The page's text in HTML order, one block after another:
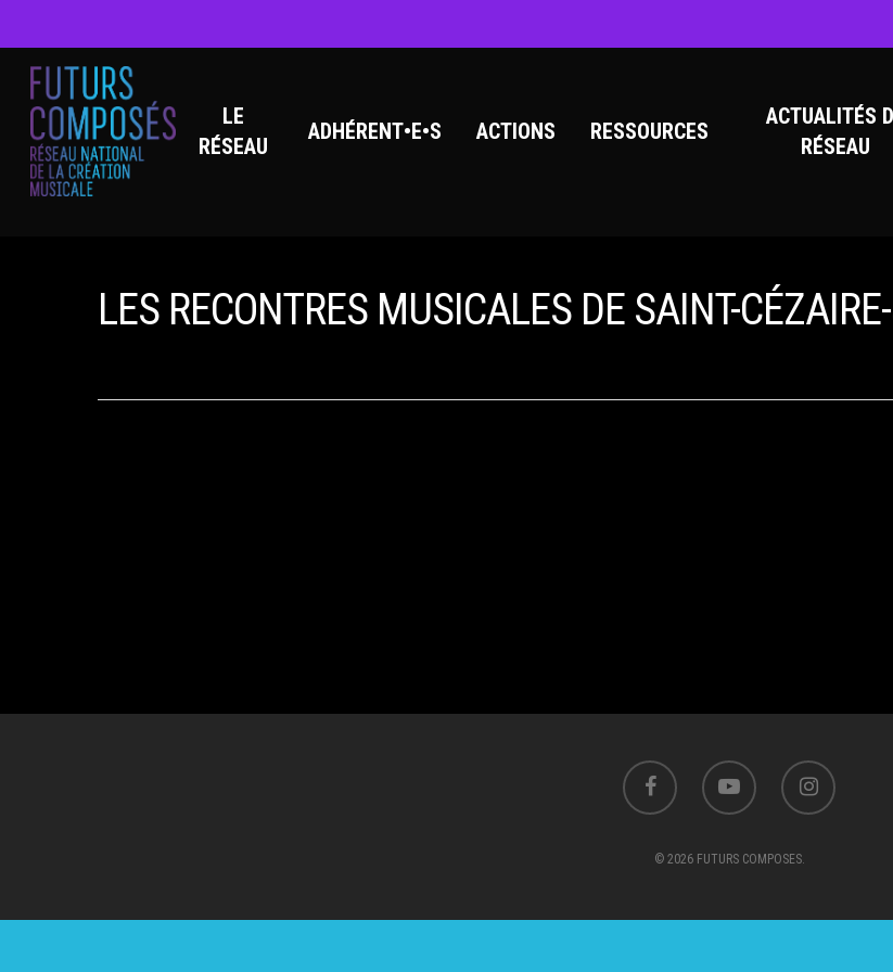
LE
RÉSEAU
ADHÉRENT•E•S ACTIONS RESSOURCES
ACTUALITÉS
RÉSEAU
LES RECONTRES MUSICALES DE SAINT-
© 2026 FUTURS COMPOSES.